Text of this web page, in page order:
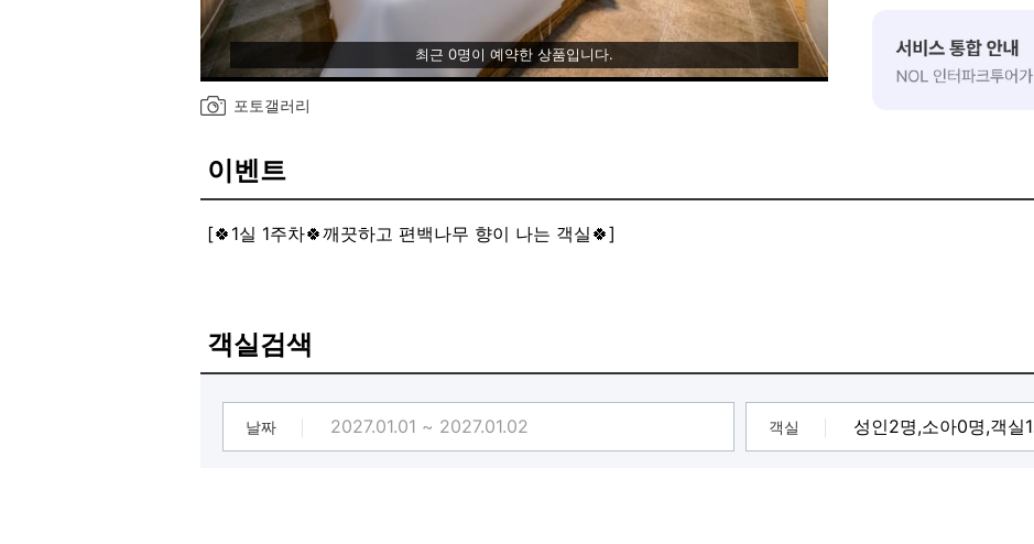
최근 0명이 예약한 상품입니다.
포토갤러리
이벤트
[🍀1실 1주차🍀깨끗하고 편백나무 향이 나는 객실🍀]
객실검색
날짜 객실